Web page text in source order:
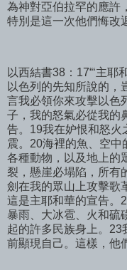
為神對亞伯拉罕的應許
特別是這一次他們悔改
以西結書38：17“‘主耶
以色列的先知所說的，
言我必領你來攻擊以色
子，我的怒氣必從我的
告。19我在妒恨和怒火
震。20海裡的魚、空中
各種動物，以及地上的
裂，懸崖必塌陷，所有
劍在我的眾山上攻擊歌
這是主耶和華的宣告。
暴雨、大冰雹、火和硫
起的許多民族身上。23
前顯現自己。這樣，他